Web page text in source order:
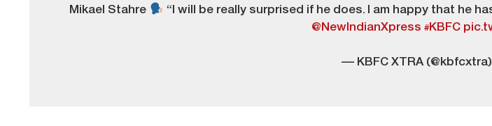
Mikael Stahre
“I will be really surprised if he does. I am happy that he
@NewIndianXpress #KBFC
— KBFC XTRA (@kbfcxtra)